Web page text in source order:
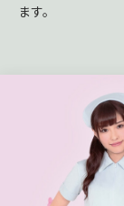
ます。